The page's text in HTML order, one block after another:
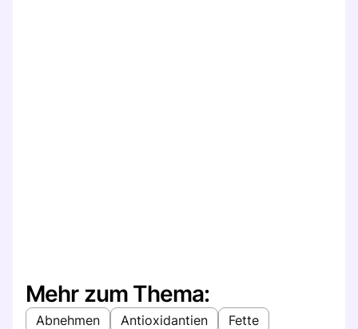
Mehr zum Thema:
Abnehmen Antioxidantien
Fette